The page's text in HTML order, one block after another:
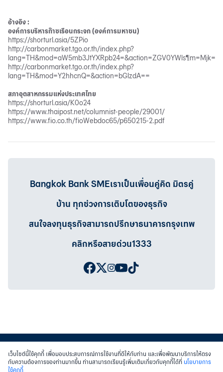
อ้างอิง :
องค์การบริหารก๊าซเรือนกระจก (องค์การมหาชน)
https://shorturl.asia/5ZPio
http://carbonmarket.tgo.or.th/index.php?
lang=TH&mod=aW5mb3JtYXRpb24=&action=ZGV0YWls¶m=Mjk=
http://carbonmarket.tgo.or.th/index.php?
lang=TH&mod=Y2hhcnQ=&action=bGlzdA==
สภาอุตสาหกรรมแห่งประเทศไทย
https://shorturl.asia/K0o24
https://www.thaipost.net/columnist-people/29001/
https://www.fio.co.th/fioWebdoc65/p650215-2.pdf
Bangkok Bank SMEเราเป็นเพื่อนคู่คิด มิตรคู่
บ้าน ทุกช่วงการเติบโตของธุรกิจ
สนใจลงทุนธุรกิจสามารถปรึกษาธนาคารกรุงเทพ
คลิกหรือสายด่วน1333
เว็บไซต์นี้ใช้คุกกี้ เพื่อมอบประสบการณ์การใช้งานที่ดีให้กับท่าน และเพื่อพัฒนาบริการให้ตรง
กับความต้องการของท่านมากขึ้น ท่านสามารถเรียนรู้เพิ่มเติมเกี่ยวกับคุกกี้ได้ที่ นโยบายการ
ใช้คุกกี้